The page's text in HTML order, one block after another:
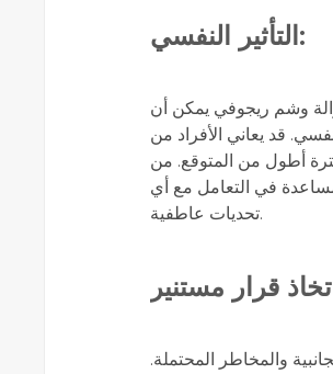
التأثير النفسي:
وشم ريجوفي يمكن أن
قد يعاني الأفراد من
لفترة أطول من المتوقع. من
في التعامل مع أي
تحديات عاطفية.
والمخاطر المحتملة.